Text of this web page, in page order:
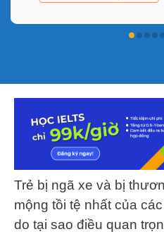
Trẻ bị ngã xe và bị
mộng tồi tệ nhất của
do tại sao điều quan